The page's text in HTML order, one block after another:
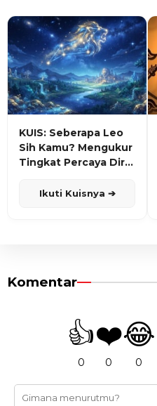
KUIS: Seberapa Leo
Sih Kamu? Mengukur
Tingkat Percaya Diri
Ikuti Kuisnya ➔
Komentar
👍
0
❤️
0
😂
0